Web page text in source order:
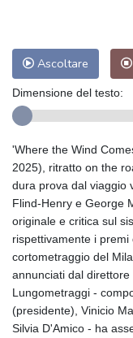
Ascoltare
Dimensione del testo:
'Where the Wind
2025), ritratto on the
dura prova dal viaggio
Flind-Henry e George
originale e critica sul
rispettivamente i
cortometraggio del
annunciati dal
Lungometraggi -
(presidente), Vinicio
Silvia D'Amico - ha